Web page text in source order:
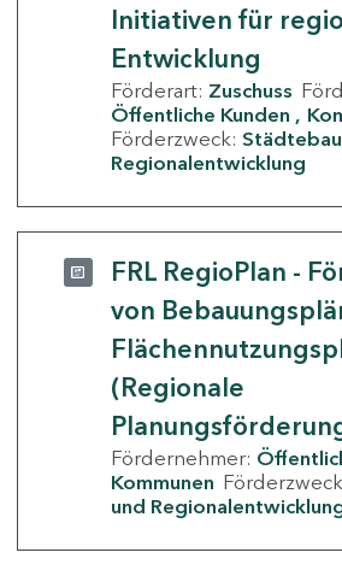
Initiativen für
Entwicklung
Förderart: Zuschuss
Öffentliche Kunden
Förderzweck:
Regionalentwicklung
FRL RegioPlan -
von
(Regionale
Fördernehmer:
Kommunen
und